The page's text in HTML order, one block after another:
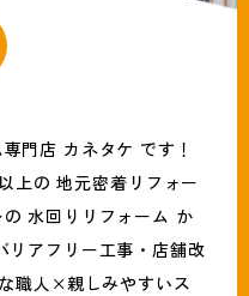
門店 カネタケ です！
上の 地元密着リフォー
水回りリフォーム か
リアフリー工事・店舗改
職人×親しみやすいス